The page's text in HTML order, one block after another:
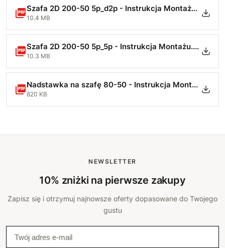
Szafa 2D 200-50 5p_d2p - Instrukcja Montażu.pdf
10.4 MB
Szafa 2D 200-50 5p_5p - Instrukcja Montażu.pdf
10.3 MB
Nadstawka na szafę 80-50 - Instrukcja Montażu-min.pdf
820 KB
NEWSLETTER
10% zniżki na pierwsze zakupy
Zapisz się i otrzymuj najnowsze oferty dopasowane do Twojego
gustu